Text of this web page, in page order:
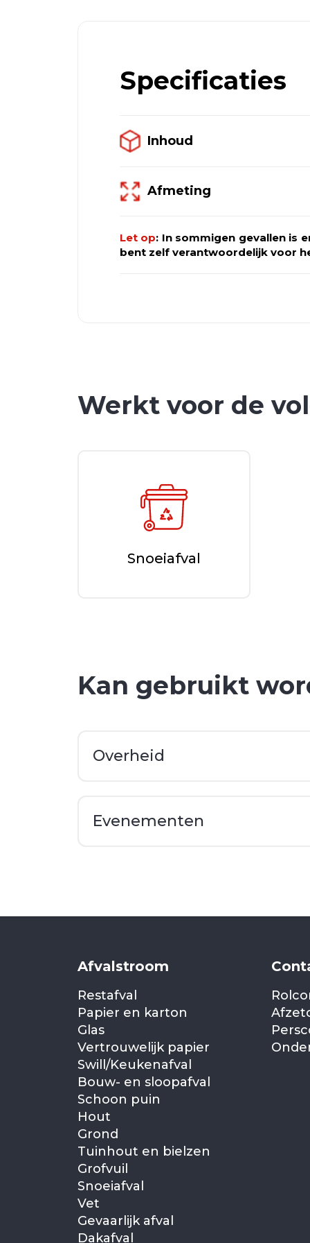
Specificaties
Inhoud
Afmeting
Let op: In sommigen gevallen is
bent zelf verantwoordelijk voor
Werkt voor de
Snoeiafval
Kan gebruikt
Overheid
Evenementen
Afvalstroom
Restafval
Papier en karton
Glas
Vertrouwelijk papier
Swill/Keukenafval
Bouw- en sloopafval
Schoon puin
Hout
Grond
Tuinhout en bielzen
Grofvuil
Snoeiafval
Vet
Gevaarlijk afval
Dakafval